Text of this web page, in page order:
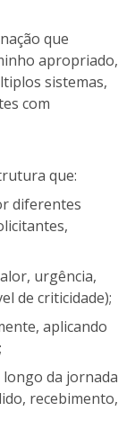
que
apropriado,
sistemas,
com
que:
diferentes
urgência,
de criticidade);
aplicando
longo da jornada
recebimento,